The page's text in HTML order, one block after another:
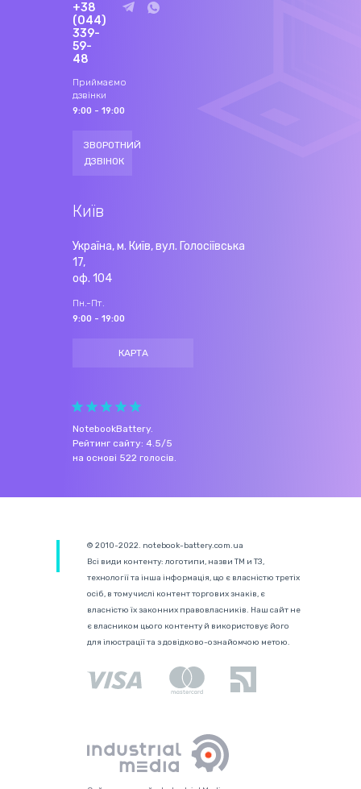
+38
(044)
339-
59-
48
Приймаємо
дзвінки
9:00 - 19:00
ЗВОРОТНИЙ
ДЗВІНОК
Київ
Україна, м. Київ, вул. Голосіївська
17,
оф. 104
Пн.-Пт.
9:00 - 19:00
КАРТА
NotebookBattery.
Рейтинг сайту: 4.5/5
на основі 522 голосів.
© 2010-2022. notebook-battery.com.ua
Всі види контенту: логотипи, назви ТМ и ТЗ,
технології та інша інформація, що є власністю третіх
осіб, в тому числі контент торгових знаків, є
власністю їх законних правовласників. Наш сайт не
є власником цього контенту й використовує його
для ілюстрації та з довідково-ознайомчою метою.